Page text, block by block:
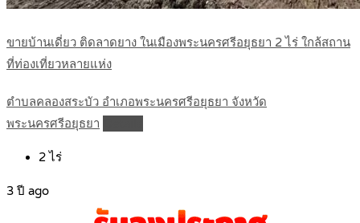
ขายบ้านเดี่ยว ติดลาดยาง ในเมืองพระนครศรีอยุธยา 2 ไร่ ใกล้สถาน
ที่ท่องเที่ยวหลายแห่ง
ตำบลคลองสระบัว อำเภอพระนครศรีอยุธยา จังหวัด
พระนครศรีอยุธยา
2ไร่
3 ปี ago